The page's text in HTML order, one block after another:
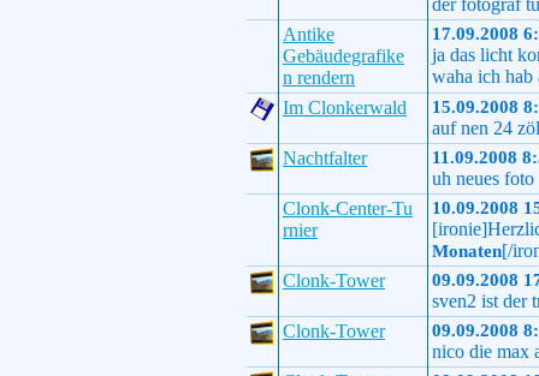
der fotograf
Antike
Gebäudegrafike
n rendern
17.09.2008
ja das licht
waha ich hab
Im Clonkerwald
15.09.2008
auf nen 24
Nachtfalter
11.09.2008
uh neues foto
Clonk-Center-Tu
rnier
10.09.2008
Monaten[/
Clonk-Tower
09.09.2008
sven2 ist der
Clonk-Tower
09.09.2008
nico die max